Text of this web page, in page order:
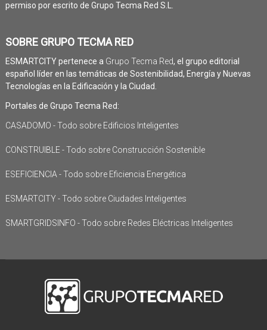
permiso por escrito de Grupo Tecma Red S.L.
SOBRE GRUPO TECMA RED
ESMARTCITY pertenece a Grupo Tecma Red, el grupo editorial
español líder en las temáticas de Sostenibilidad, Energía y Nuevas
Tecnologías en la Edificación y la Ciudad.
Portales de Grupo Tecma Red:
CASADOMO - Todo sobre Edificios Inteligentes
CONSTRUIBLE - Todo sobre Construcción Sostenible
ESEFICIENCIA - Todo sobre Eficiencia Energética
ESMARTCITY - Todo sobre Ciudades Inteligentes
SMARTGRIDSINFO - Todo sobre Redes Eléctricas Inteligentes